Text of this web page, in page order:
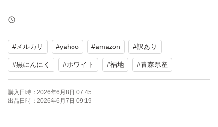
独自開発した熟成機でにんにく本来の水分のみで容器内で
密閉熟成発酵し完成しました。少し硬めで激甘に仕上がっ
ております。【糖度50以上】
水分無調整、無着色、無香料で、皮がめくれた、
小さい、双子等が混じった訳あり品です。
#メルカリ #yahoo #amazon #訳あり
#黒にんにく #ホワイト #福地 #青森県産
購入日時： 2026年6月8日 07:45
出品日時： 2026年6月7日 09:19